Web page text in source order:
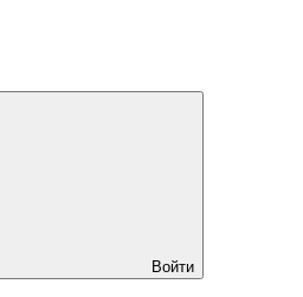
Войти